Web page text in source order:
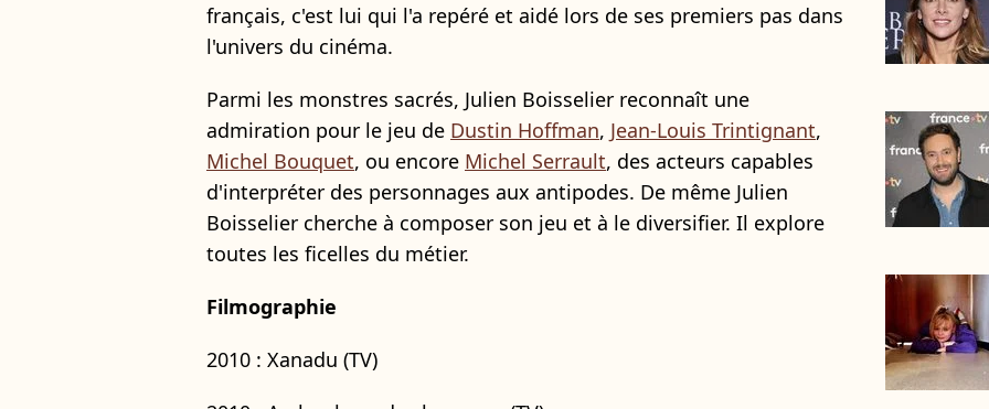
français, c'est lui qui l'a repéré et aidé lors de ses premiers pas dans
l'univers du cinéma.
Parmi les monstres sacrés, Julien Boisselier reconnaît une
admiration pour le jeu de Dustin Hoffman, Jean-Louis Trintignant,
Michel Bouquet, ou encore Michel Serrault, des acteurs capables
d'interpréter des personnages aux antipodes. De même Julien
Boisselier cherche à composer son jeu et à le diversifier. Il explore
toutes les ficelles du métier.
Filmographie
2010 : Xanadu (TV)